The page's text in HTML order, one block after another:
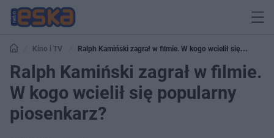
Kino i TV
Ralph Kamiński zagrał w filmie. W kogo wcielił się
popularny piosenkarz?
Ralph Kamiński zagrał w filmie.
W kogo wcielił się popularny
piosenkarz?